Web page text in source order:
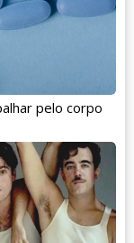
pelo corpo